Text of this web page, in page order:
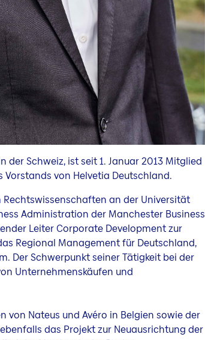
der Schweiz, ist seit 1. Januar 2013 Mitglied
von Helvetia Deutschland.
an der Universität
Administration der Manchester Business
Leiter Corporate Development zur
Regional Management für Deutschland,
Der Schwerpunkt seiner Tätigkeit bei der
Unternehmenskäufen und
von Nateus und Avéro in Belgien sowie der
das Projekt zur Neuausrichtung der